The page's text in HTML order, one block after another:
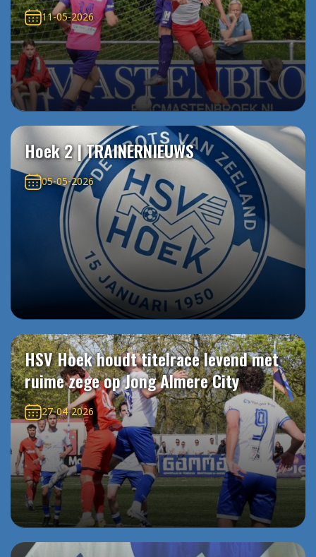
11-05-2026
Hoek 2 | TRAINERNIEUWS
05-05-2026
HSV Hoek houdt titelrace levend met
ruime zege op Jong Almere City
27-04-2026